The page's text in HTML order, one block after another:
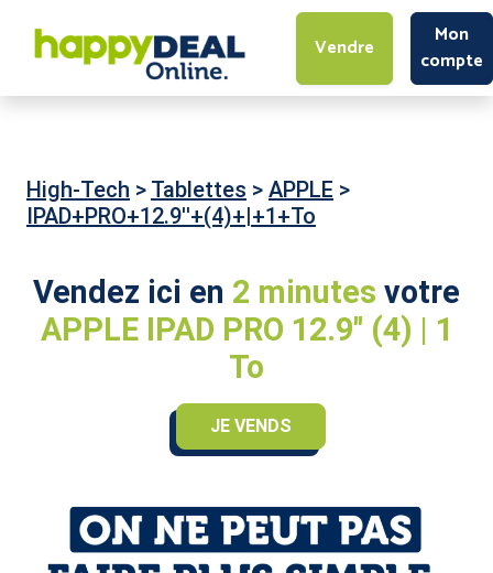
Vendre
Mon
compte
High-Tech > Tablettes > APPLE >
IPAD+PRO+12.9''+(4)+|+1+To
Vendez ici en 2 minutes votre
APPLE IPAD PRO 12.9'' (4) | 1
To
JE VENDS